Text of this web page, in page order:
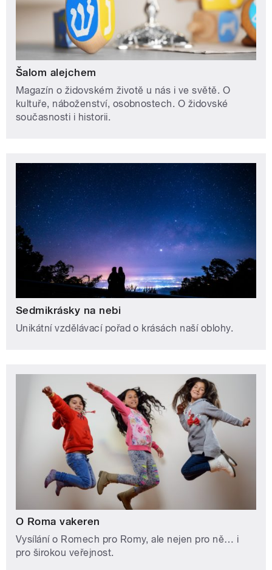
Šalom alejchem
Magazín o židovském životě u nás i ve světě. O
kultuře, náboženství, osobnostech. O židovské
současnosti i historii.
Sedmikrásky na nebi
Unikátní vzdělávací pořad o krásách naší oblohy.
O Roma vakeren
Vysílání o Romech pro Romy, ale nejen pro ně… i
pro širokou veřejnost.